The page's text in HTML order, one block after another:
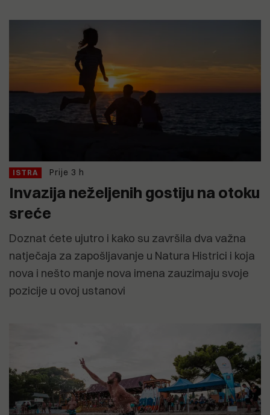
ISTRA Prije 3 h
Invazija neželjenih gostiju na otoku
sreće
Doznat ćete ujutro i kako su završila dva važna
natječaja za zapošljavanje u Natura Histrici i koja
nova i nešto manje nova imena zauzimaju svoje
pozicije u ovoj ustanovi